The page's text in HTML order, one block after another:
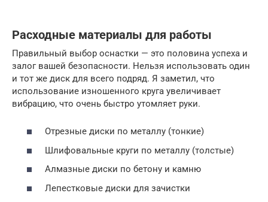
Расходные материалы для работы
Правильный выбор оснастки — это половина успеха и
залог вашей безопасности. Нельзя использовать один
и тот же диск для всего подряд. Я заметил, что
использование изношенного круга увеличивает
вибрацию, что очень быстро утомляет руки.
Отрезные диски по металлу (тонкие)
Шлифовальные круги по металлу (толстые)
Алмазные диски по бетону и камню
Лепестковые диски для зачистки